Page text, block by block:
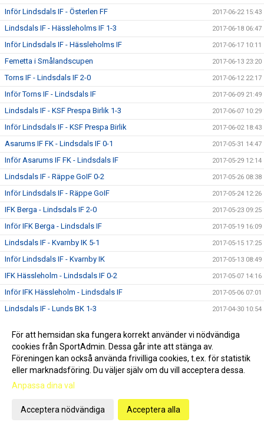
Inför Lindsdals IF - Österlen FF 2017-06-22 15:43
Lindsdals IF - Hässleholms IF 1-3 2017-06-18 06:47
Inför Lindsdals IF - Hässleholms IF 2017-06-17 10:11
Femetta i Smålandscupen 2017-06-13 23:20
Torns IF - Lindsdals IF 2-0 2017-06-12 22:17
Inför Torns IF - Lindsdals IF 2017-06-09 21:49
Lindsdals IF - KSF Prespa Birlik 1-3 2017-06-07 10:29
Inför Lindsdals IF - KSF Prespa Birlik 2017-06-02 18:43
Asarums IF FK - Lindsdals IF 0-1 2017-05-31 14:47
Inför Asarums IF FK - Lindsdals IF 2017-05-29 12:14
Lindsdals IF - Räppe GoIF 0-2 2017-05-26 08:38
Inför Lindsdals IF - Räppe GoIF 2017-05-24 12:26
IFK Berga - Lindsdals IF 2-0 2017-05-23 09:25
Inför IFK Berga - Lindsdals IF 2017-05-19 16:09
Lindsdals IF - Kvarnby IK 5-1 2017-05-15 17:25
Inför Lindsdals IF - Kvarnby IK 2017-05-13 08:49
IFK Hässleholm - Lindsdals IF 0-2 2017-05-07 14:16
Inför IFK Hässleholm - Lindsdals IF 2017-05-06 07:01
Lindsdals IF - Lunds BK 1-3 2017-04-30 10:54
IFK Malmö FK - Lindsdals IF 1-2 2017-04-22 16:51
Inför IFK Malmö FK - Lindsdals IF 2017-04-21 21:39
Lindsdals IF - Nybro IF 2-0 2017-04-15 12:55
Inför Lindsdals IF - Nybro IF
Nytt och gammalt i 2017-års spelartrupp
För att hemsidan ska fungera korrekt använder vi nödvändiga
cookies från SportAdmin. Dessa går inte att stänga av.
Föreningen kan också använda frivilliga cookies, t.ex. för statistik
eller marknadsföring. Du väljer själv om du vill acceptera dessa.
Anpassa dina val
Acceptera nödvändiga Acceptera alla